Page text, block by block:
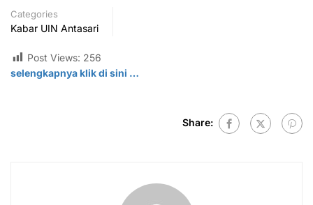
Categories
Kabar UIN Antasari
Post Views: 256
selengkapnya klik di sini …
Share: